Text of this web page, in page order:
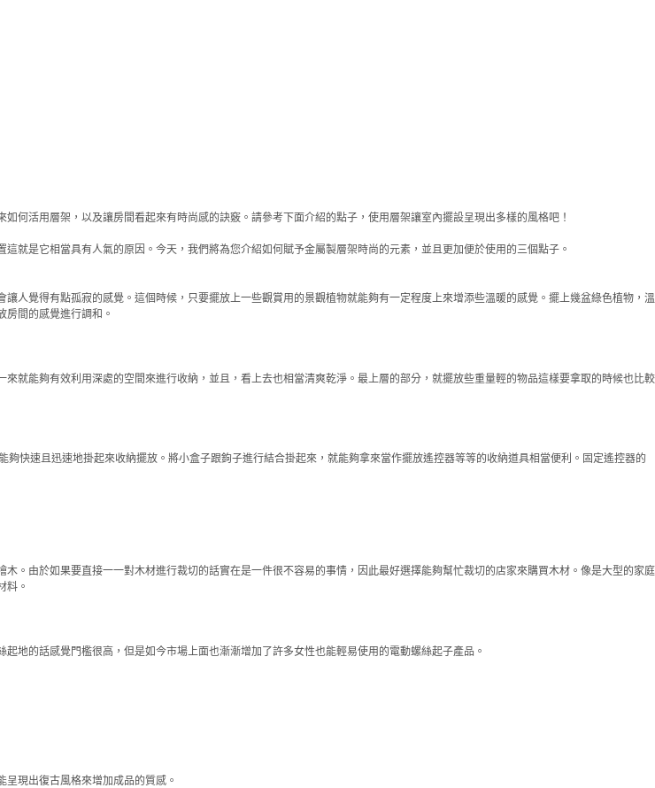
何活用層架，以及讓房間看起來有時尚感的訣竅。請參考下面介紹的點子，使用層架讓室內擺設呈現出多樣的風格吧！
就是它相當具有人氣的原因。今天，我們將為您介紹如何賦予金屬製層架時尚的元素，並且更加便於使用的三個點子。
人覺得有點孤寂的感覺。這個時候，只要擺放上一些觀賞用的景觀植物就能夠有一定程度上來增添些溫暖的感覺。擺上幾盆綠色植物，溫
房間的感覺進行調和。
就能夠有效利用深處的空間來進行收納，並且，看上去也相當清爽乾淨。最上層的部分，就擺放些重量輕的物品這樣要拿取的時候也比較
快速且迅速地掛起來收納擺放。將小盒子跟鉤子進行結合掛起來，就能夠拿來當作擺放遙控器等等的收納道具相當便利。固定遙控器的
。由於如果要直接一一對木材進行裁切的話實在是一件很不容易的事情，因此最好選擇能夠幫忙裁切的店家來購買木材。像是大型的家庭
料。
地的話感覺門檻很高，但是如今市場上面也漸漸增加了許多女性也能輕易使用的電動螺絲起子產品。
現出復古風格來增加成品的質感。